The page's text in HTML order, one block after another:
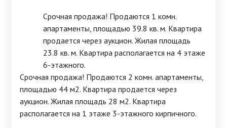
Срочная продажа! Продаются 1 комн.
апартаменты, площадью 39.8 кв. м. Квартира
продается через аукцион. Жилая площадь
23.8 кв. м. Квартира располагается на 4 этаже
6-этажного.
Срочная продажа! Продаются 2 комн. апартаменты,
площадью 44 м2. Квартира продается через
аукцион. Жилая площадь 28 м2. Квартира
располагается на 1 этаже 3-этажного кирпичного.